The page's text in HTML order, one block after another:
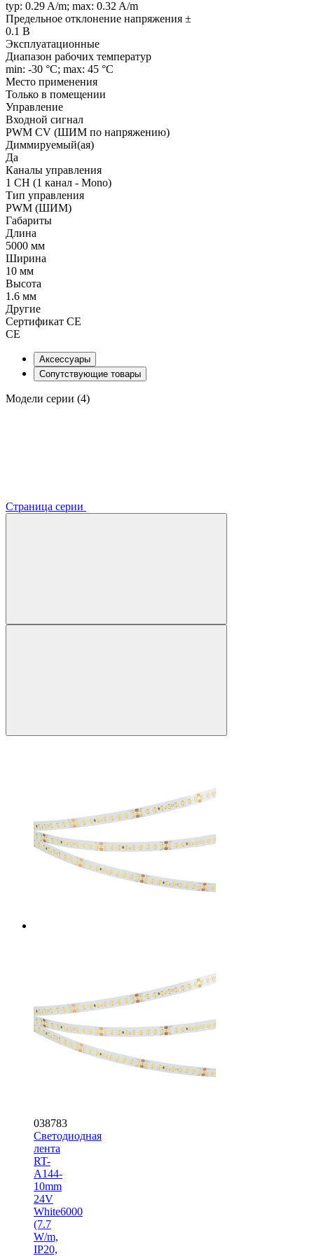
typ: 0.29 A/m; max: 0.32 A/m
Предельное отклонение напряжения ±
0.1 В
Эксплуатационные
Диапазон рабочих температур
min: -30 °C; max: 45 °C
Место применения
Только в помещении
Управление
Входной сигнал
PWM СV (ШИМ по напряжению)
Диммируемый(ая)
Да
Каналы управления
1 CH (1 канал - Mono)
Тип управления
PWM (ШИМ)
Габариты
Длина
5000 мм
Ширина
10 мм
Высота
1.6 мм
Другие
Сертификат CE
CE
Аксессуары
Сопутствующие товары
Модели серии (4)
Страница серии
038783
Светодиодная
лента
RT-
A144-
10mm
24V
White6000
(7.7
W/m,
IP20,